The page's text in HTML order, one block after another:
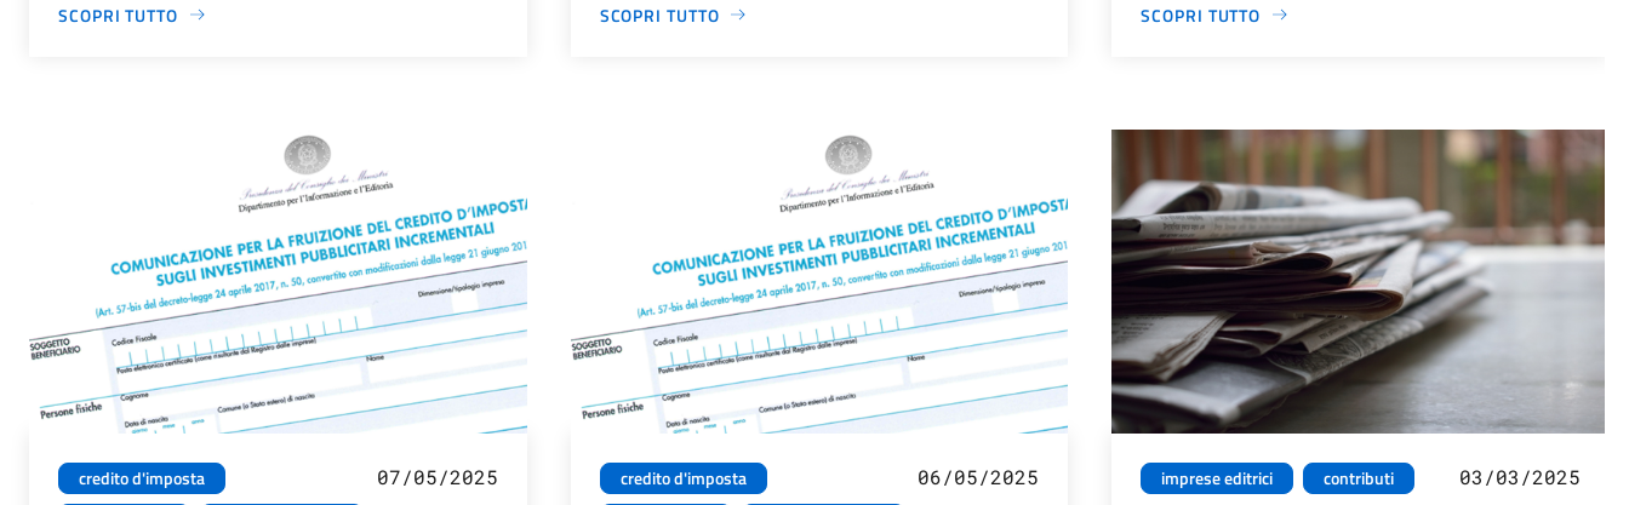
SCOPRI TUTTO SCOPRI TUTTO SCOPRI TUTTO
credito d'imposta
07/05/2025
credito d'imposta
06/05/2025 imprese editrici contributi 03/03/2025